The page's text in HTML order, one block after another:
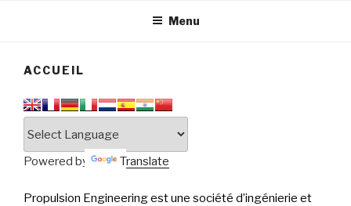
PERFORMANCE
Menu
ACCUEIL
Powered by Translate
Propulsion Engineering est une société d’ingénierie et